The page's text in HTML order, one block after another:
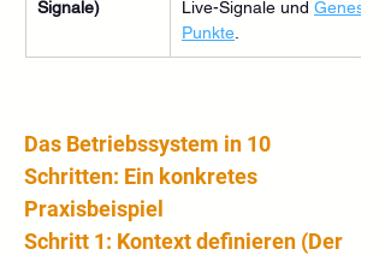
Signale)
Live-Signale und Genesis-
Punkte
Das Betriebssystem in 10
Schritten: Ein konkretes
Praxisbeispiel
Schritt 1: Kontext definieren (Der